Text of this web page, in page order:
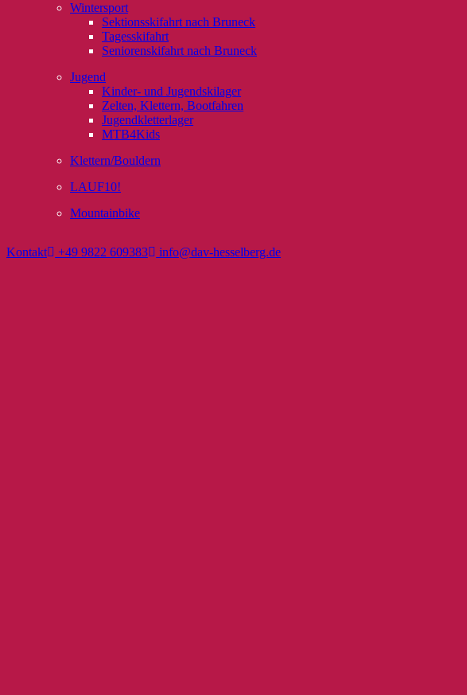
Wintersport
Sektionsskifahrt nach Bruneck
Tagesskifahrt
Seniorenskifahrt nach Bruneck
Jugend
Kinder- und Jugendskilager
Zelten, Klettern, Bootfahren
Jugendkletterlager
MTB4Kids
Klettern/Bouldern
LAUF10!
Mountainbike
Kontakt +49 9822 609383 info@dav-hesselberg.de